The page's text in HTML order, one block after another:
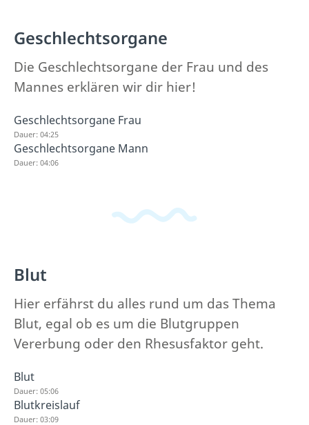
Geschlechtsorgane
Die Geschlechtsorgane der Frau und des
Mannes erklären wir dir hier!
Geschlechtsorgane Frau
Dauer: 04:25
Geschlechtsorgane Mann
Dauer: 04:06
Blut
Hier erfährst du alles rund um das Thema
Blut, egal ob es um die Blutgruppen
Vererbung oder den Rhesusfaktor geht.
Blut
Dauer: 05:06
Blutkreislauf
Dauer: 03:09